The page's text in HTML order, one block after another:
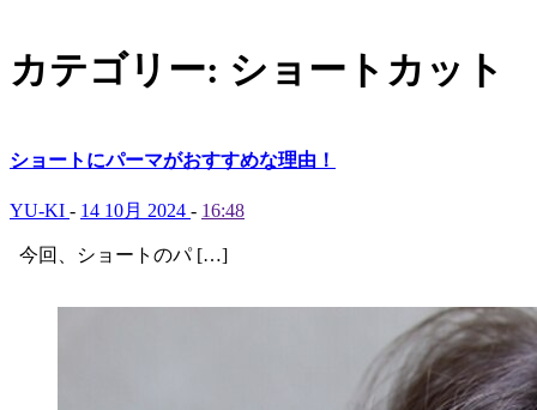
カテゴリー: ショートカット
ショートにパーマがおすすめな理由！
YU-KI - 14 10月 2024 - 16:48
今回、ショートのパ […]